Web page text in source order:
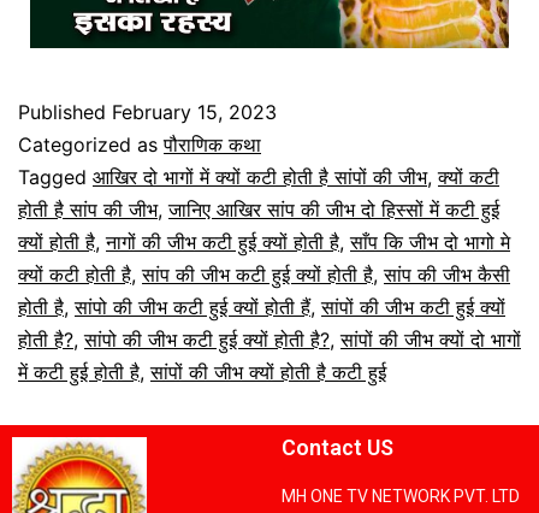
Published February 15, 2023
Categorized asपौराणिक कथा
Tagged आखिर दो भागों में क्यों कटी होती है सांपों की जीभ,क्यों कटी
होती है सांप की जीभ,जानिए आखिर सांप की जीभ दो हिस्सों में कटी हुई
क्यों होती है,नागों की जीभ कटी हुई क्यों होती है,साँप कि जीभ दो भागो मे
क्यों कटी होती है,सांप की जीभ कटी हुई क्यों होती है,सांप की जीभ कैसी
होती है,सांपो की जीभ कटी हुई क्यों होती हैं,सांपों की जीभ कटी हुई क्यों
होती है?,सांपो की जीभ कटी हुई क्यों होती है?,सांपों की जीभ क्यों दो भागों
में कटी हुई होती है,सांपों की जीभ क्यों होती है कटी हुई
Contact US
MH ONE TV NETWORK PVT. LTD